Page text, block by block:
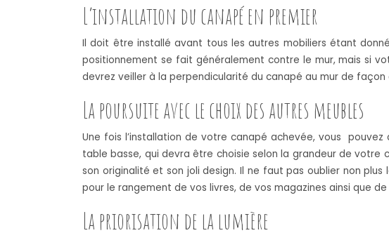
L’installation du canapé en premier
Il doit être installé avant tous les autres mobiliers étant
positionnement se fait généralement contre le mur, mais si
devrez veiller à la perpendicularité du canapé au mur de
La poursuite avec le choix des autres meubles
Une fois l’installation de votre canapé achevée, vous
table basse, qui devra être choisie selon la grandeur de
son originalité et son joli design. Il ne faut pas oublier non
pour le rangement de vos livres, de vos magazines ainsi que
La priorisation de la lumière